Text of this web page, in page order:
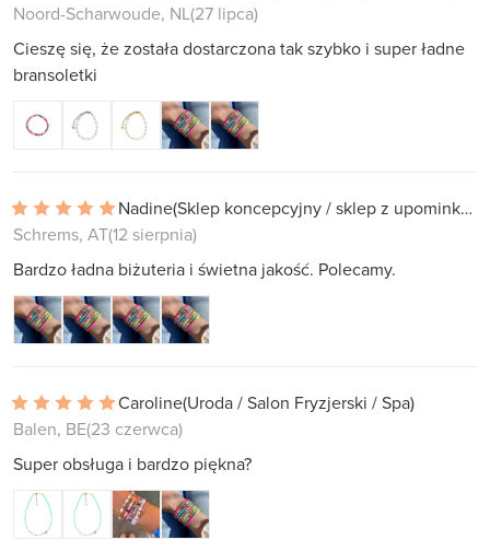
Noord-Scharwoude, NL(27 lipca)
Cieszę się, że została dostarczona tak szybko i super ładne
bransoletki
Nadine
(Sklep koncepcyjny / sklep z upominkami)
Schrems, AT(12 sierpnia)
Bardzo ładna biżuteria i świetna jakość. Polecamy.
Caroline(Uroda / Salon Fryzjerski / Spa)
Balen, BE(23 czerwca)
Super obsługa i bardzo piękna?